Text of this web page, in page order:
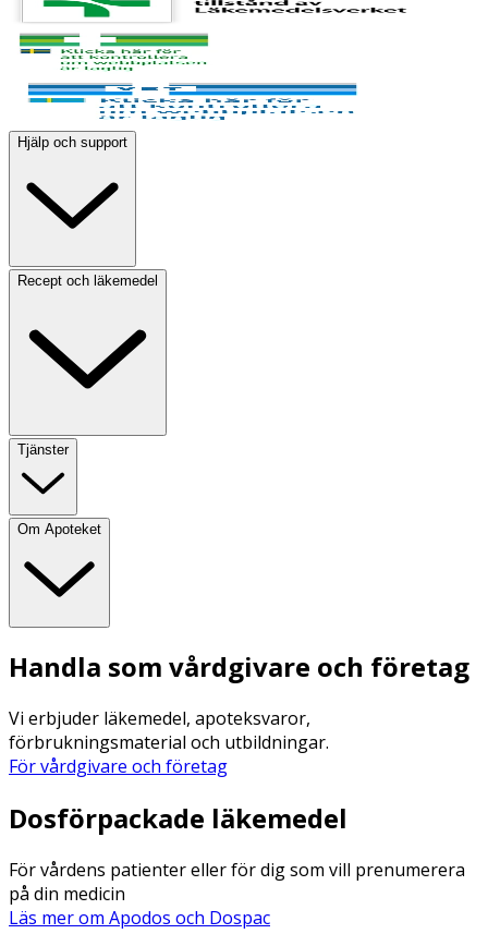
Hjälp och support
Recept och läkemedel
Tjänster
Om Apoteket
Handla som vårdgivare och företag
Vi erbjuder läkemedel, apoteksvaror,
förbrukningsmaterial och utbildningar.
För vårdgivare och företag
Dosförpackade läkemedel
För vårdens patienter eller för dig som vill prenumerera
på din medicin
Läs mer om Apodos och Dospac